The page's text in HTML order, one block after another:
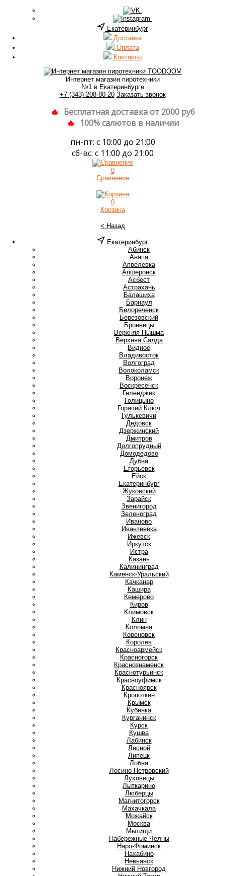
Екатеринбург
Доставка
Оплата
Контакты
Интернет магазин пиротехники
№1 в Екатеринбурге
+7 (343) 208-80-20 Заказать звонок
Бесплатная доставка от 2000 руб
100% салютов в наличии
пн-пт: с 10:00 до 21:00
сб-вс: с 11:00 до 21:00
0
Сравнение
0
Корзина
< Назад
Екатеринбург
Абинск
Анапа
Апрелевка
Апшеронск
Асбест
Астрахань
Балашиха
Барнаул
Белореченск
Березовский
Бронницы
Верхняя Пышма
Верхняя Салда
Видное
Владивосток
Волгоград
Волоколамск
Воронеж
Воскресенск
Геленджик
Голицыно
Горячий Ключ
Гулькевичи
Дедовск
Дзержинский
Дмитров
Долгопрудный
Домодедово
Дубна
Егорьевск
Ейск
Екатеринбург
Жуковский
Зарайск
Звенигород
Зеленоград
Иваново
Ивантеевка
Ижевск
Иркутск
Истра
Казань
Калининград
Каменск-Уральский
Качканар
Кашира
Кемерово
Киров
Климовск
Клин
Коломна
Кореновск
Королев
Красноармейск
Красногорск
Краснознаменск
Краснотурьинск
Красноуфимск
Красноярск
Кропоткин
Крымск
Кубинка
Курганинск
Курск
Кушва
Лабинск
Лесной
Липецк
Лобня
Лосино-Петровский
Луховицы
Лыткарино
Люберцы
Магнитогорск
Махачкала
Можайск
Москва
Мытищи
Набережные Челны
Наро-Фоминск
Нахабино
Невьянск
Нижний Новгород